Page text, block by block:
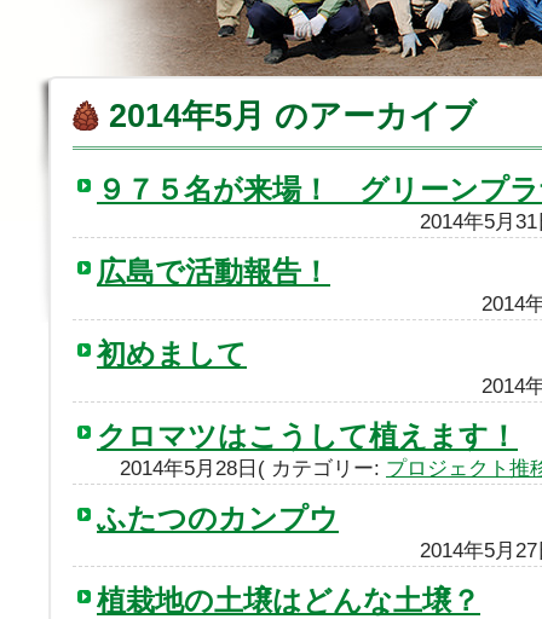
2014年5月 のアーカイブ
９７５名が来場！ グリーンプ
2014年5月
広島で活動報告！
2014
初めまして
2014
クロマツはこうして植えます！
2014年5月28日( カテゴリー: プロジェクト
ふたつのカンプウ
2014年5月
植栽地の土壌はどんな土壌？